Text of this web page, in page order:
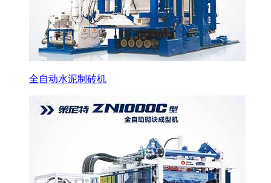
全自动水泥制砖机